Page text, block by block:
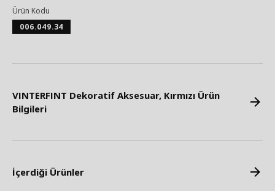
Ürün Kodu
006.049.34
VINTERFINT Dekoratif Aksesuar, Kırmızı Ürün
Bilgileri
İçerdiği Ürünler